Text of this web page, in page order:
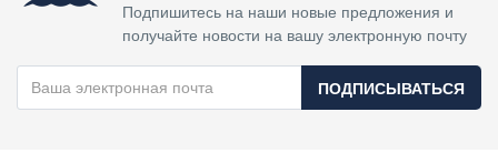
Подпишитесь на наши новые предложения и
получайте новости на вашу электронную почту
ПОДПИСЫВАТЬСЯ